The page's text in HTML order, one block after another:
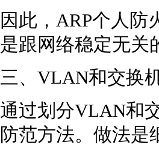
因此，ARP个人
是跟网络稳定无关
三、VLAN和交换
通过划分VLAN和
防范方法。做法